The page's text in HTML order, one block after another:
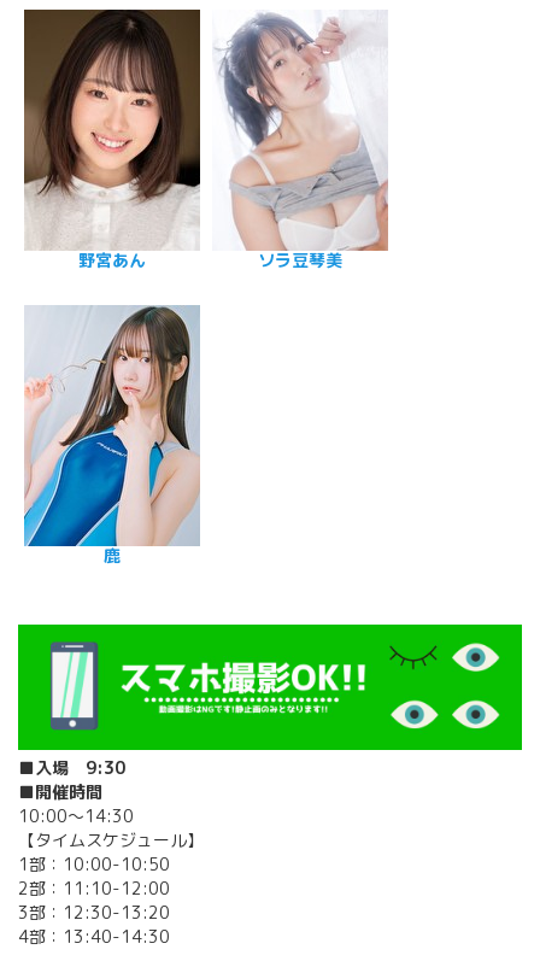
野宮あん ソラ豆琴美
鹿
■入場 9:30
■開催時間
10:00〜14:30
【タイムスケジュール】
1部：10:00-10:50
2部：11:10-12:00
3部：12:30-13:20
4部：13:40-14:30